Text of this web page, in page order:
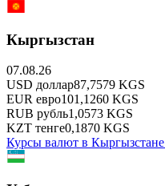
Кыргызстан
07.08.26
USD доллар87,7579 KGS
EUR евро101,1260 KGS
RUB рубль1,0573 KGS
KZT тенге0,1870 KGS
Курсы валют в Кыргызстане